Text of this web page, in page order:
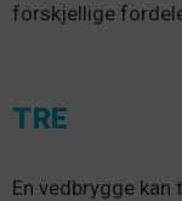
forskjellige
TRE
En vedbrygge